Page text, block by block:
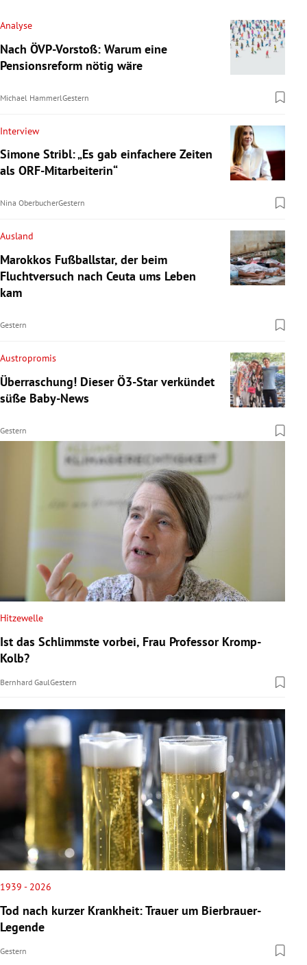
Analyse
Nach ÖVP-Vorstoß: Warum eine
Pensionsreform nötig wäre
Michael HammerlGestern
Interview
Simone Stribl: „Es gab einfachere Zeiten
als ORF-Mitarbeiterin“
Nina OberbucherGestern
Ausland
Marokkos Fußballstar, der beim
Fluchtversuch nach Ceuta ums Leben
kam
Gestern
Austropromis
Überraschung! Dieser Ö3-Star verkündet
süße Baby-News
Gestern
Hitzewelle
Ist das Schlimmste vorbei, Frau Professor Kromp-
Kolb?
Bernhard GaulGestern
1939 - 2026
Tod nach kurzer Krankheit: Trauer um Bierbrauer-
Legende
Gestern